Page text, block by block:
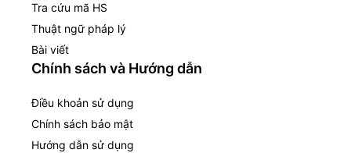
Tra cứu mã HS
Thuật ngữ pháp lý
Bài viết
Chính sách và Hướng dẫn
Điều khoản sử dụng
Chính sách bảo mật
Hướng dẫn sử dụng